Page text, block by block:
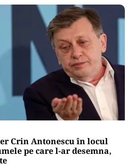
Crin Antonescu în locul
pe care l-ar desemna,